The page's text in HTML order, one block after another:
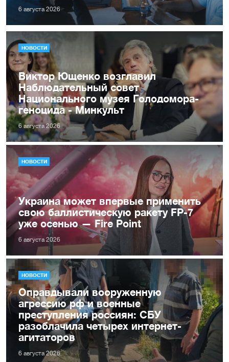
6 августа 2026
НОВОСТИ
Виктор Ющенко возглавил
Наблюдательный совет
Национального музея Голодомора-
геноцида - Минкульт
6 августа 2026
НОВОСТИ
Украина может впервые применить
свою баллистическую ракету FP-7
уже осенью — Fire Point
6 августа 2026
НОВОСТИ
Оправдывали вооруженную
агрессию рф и военные
преступления россиян: СБУ
разоблачила четырех интернет-
агитаторов
6 августа 2026